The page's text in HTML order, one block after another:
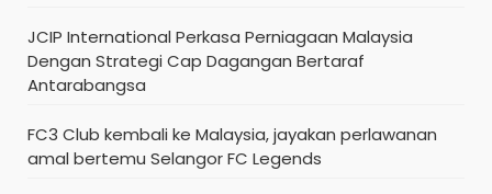
JCIP International Perkasa Perniagaan Malaysia
Dengan Strategi Cap Dagangan Bertaraf
Antarabangsa
FC3 Club kembali ke Malaysia, jayakan perlawanan
amal bertemu Selangor FC Legends